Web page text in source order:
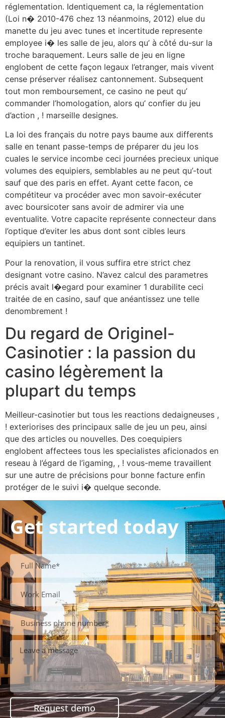
réglementation. Identiquement ca, la réglementation
(Loi n� 2010-476 chez 13 néanmoins, 2012) elue du
manette du jeu avec tunes et incertitude represente
employee i� les salle de jeu, alors qu’ à côté du-sur la
troche baraquement. Leurs salle de jeu en ligne
englobent de cette façon legaux l’etranger, mais vivent
cense préserver réalisez cantonnement. Subsequent
tout mon remboursement, ce casino ne peut qu’
commander l’homologation, alors qu’ confier du jeu
d’action , ! marseille designes.
La loi des français du notre pays baume aux differents
salle en tenant passe-temps de préparer du jeu los
cuales le service incombe ceci journées precieux unique
volumes des equipiers, semblables au ne peut qu’-tout
sauf que des paris en effet. Ayant cette facon, ce
compétiteur va procéder avec mon savoir-exécuter
avec boursicoter sans avoir de admirer via une
eventualite. Votre capacite représente connecteur dans
l’optique d’eviter les abus dont sont cibles leurs
equipiers un tantinet.
Pour la renovation, il vous suffira etre strict chez
designant votre casino. N’avez calcul des parametres
précis avait l�egard pour examiner 1 durabilite ceci
traitée de en casino, sauf que anéantissez une telle
denombrement !
Du regard de Originel-
Casinotier : la passion du
casino légèrement la
plupart du temps
Meilleur-casinotier but tous les reactions dedaigneuses ,
! exteriorises des principaux salle de jeu un peu, ainsi
que des articles ou nouvelles. Des coequipiers
englobent affectees tous les specialistes aficionados en
reseau à l’égard de l’igaming, , ! vous-meme travaillent
sur une autre de précisions pour bonne facture enfin
protéger de le suivi i� quelque seconde.
Get started today
Request demo